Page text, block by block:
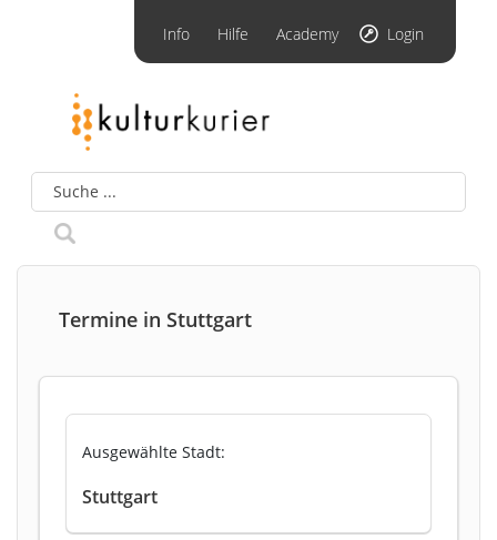
Info Hilfe Academy Login
Termine in Stuttgart
Ausgewählte Stadt:
Stuttgart